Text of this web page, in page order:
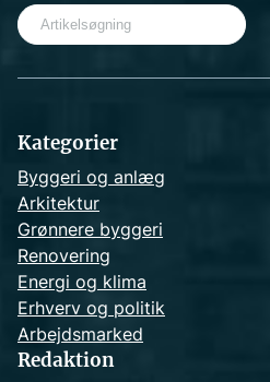
Kategorier
Byggeri og anlæg
Arkitektur
Grønnere byggeri
Renovering
Energi og klima
Erhverv og politik
Arbejdsmarked
Redaktion